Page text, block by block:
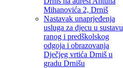
Mihanovića 2, Drniš
Nastavak unaprjeđenja
usluga za djecu u sustavu
ranog i predškolskog
odgoja i obrazovanja
Dječjeg vrtića Drniš u
gradu Drnišu